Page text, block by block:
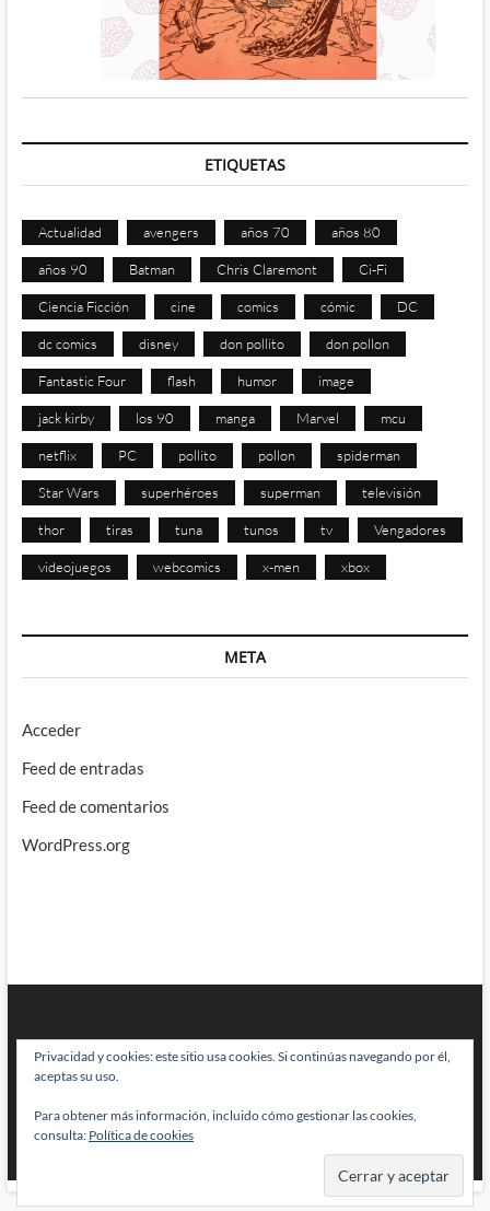
ETIQUETAS
Actualidad avengers años 70 años 80
años 90 Batman Chris Claremont Ci-Fi
Ciencia Ficción cine comics cómic DC
dc comics disney don pollito don pollon
Fantastic Four flash humor image
jack kirby los 90 manga Marvel mcu
netflix PC pollito pollon spiderman
Star Wars superhéroes superman televisión
thor tiras tuna tunos tv Vengadores
videojuegos webcomics x-men xbox
META
Acceder
Feed de entradas
Feed de comentarios
WordPress.org
BRAINSTOMPING| Diseñado por:Theme Freesia|WordPress| © Todos
los derechos reservados
Privacidad y cookies: este sitio usa cookies. Si continúas navegando por él,
aceptas su uso.
Para obtener más información, incluido cómo gestionar las cookies,
consulta: Política de cookies